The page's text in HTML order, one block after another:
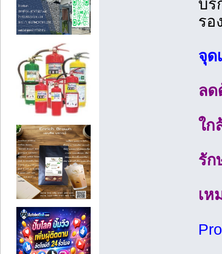
บริ
รอ
จุด
ลด
ใก
รัก
เห